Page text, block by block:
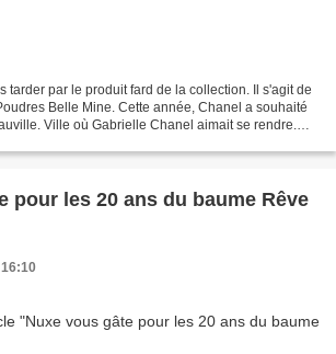
tarder par le produit fard de la collection. Il s'agit de
Belle Mine. Cette année, Chanel a souhaité
Ville où Gabrielle Chanel aimait se rendre.
pour les 20 ans du baume Rêve